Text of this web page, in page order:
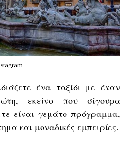
ένα ταξίδι με έναν
εκείνο που σίγουρα
είναι γεμάτο πρόγραμμα,
και μοναδικές εμπειρίες.